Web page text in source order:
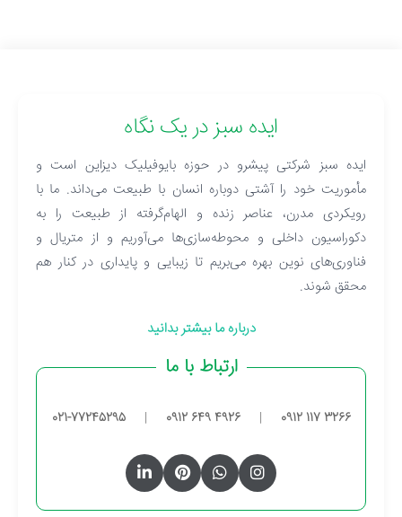
ایده سبز در یک نگاه
ایده سبز شرکتی پیشرو در حوزه بایوفیلیک دیزاین است و
مأموریت خود را آشتی دوباره انسان با طبیعت می‌داند. ما با
رویکردی مدرن، عناصر زنده و الهام‌گرفته از طبیعت را به
دکوراسیون داخلی و محوطه‌سازی‌ها می‌آوریم و از متریال و
فناوری‌های نوین بهره می‌بریم تا زیبایی و پایداری در کنار هم
محقق شوند.
درباره ما بیشتر بدانید
ارتباط با ما
0912 117 3266
|
0912 649 4926
|
021-77245295